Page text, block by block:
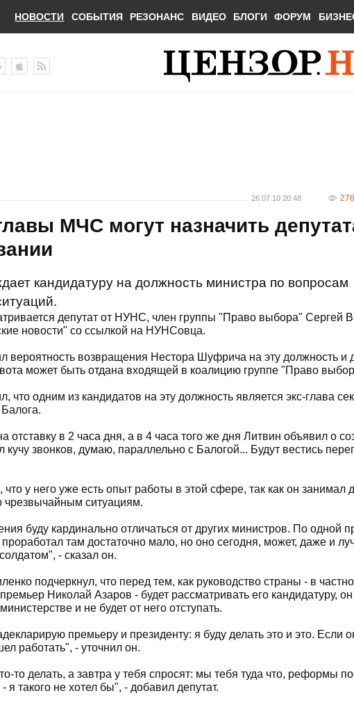
НОВОСТИ СОБЫТИЯ РЕЗОНАНС ВИДЕО БЛОГИ ФОРУМ
26.07.10 20:48 276
МЧС могут назначить
кандидатуру на должность министра по вопросам
депутат от НУНС, член группы "Право выбора" Сергей
новости" со ссылкой на НУНСовца.
вероятность возвращения Нестора Шуфрича на эту должность и
может быть отдана входящей в коалицию группе "Право
что одним из кандидатов на эту должность является экс-глава
отставку в 2 часа дня, а в 4 часа того же дня Литвин объявил о
кучу звонков, думаю, параллельно с Балогой... Будут вестись
что у него уже есть опыт работы в этой сфере, так как он занимал
чрезвычайным ситуациям.
буду кардинально отличаться от других министров. По одной
там достаточно мало, но оно сегодня, может, даже и
- сказал он.
подчеркнул, что перед тем, как руководство страны - в
Николай Азаров - будет рассматривать его кандидатуру,
и не будет от него отступать.
премьеру и президенту: я буду делать это и это. Если
работать", - уточнил он.
то делать, а завтра у тебя спросят: мы тебя туда что, реформы
я такого не хотел бы", - добавил депутат.